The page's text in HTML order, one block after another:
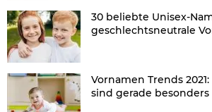
30 beliebte Unisex-
geschlechtsneutrale
Vornamen Trends
sind gerade besonders